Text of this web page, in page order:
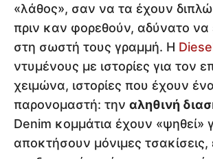
«λάθος», σαν να τα έχουν
πριν καν φορεθούν, αδύνατο
στη σωστή τους γραμμή. Η
ντυμένους με ιστορίες για τον
χειμώνα, ιστορίες που έχουν
παρονομαστή: την αληθινή
Denim κομμάτια έχουν «ψηθεί»
αποκτήσουν μόνιμες τσακίσεις,